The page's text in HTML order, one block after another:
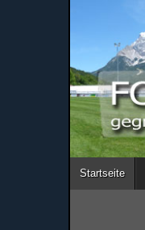
Startseite